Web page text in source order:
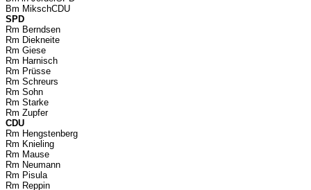
Bm MikschCDU
SPD
Rm Berndsen
Rm Diekneite
Rm Giese
Rm Harnisch
Rm Prüsse
Rm Schreurs
Rm Sohn
Rm Starke
Rm Zupfer
CDU
Rm Hengstenberg
Rm Knieling
Rm Mause
Rm Neumann
Rm Pisula
Rm Reppin